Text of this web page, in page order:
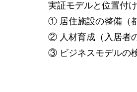
実証モデルと位置付
① 居住施設の整備（
② 人材育成（入居者
③ ビジネスモデルの